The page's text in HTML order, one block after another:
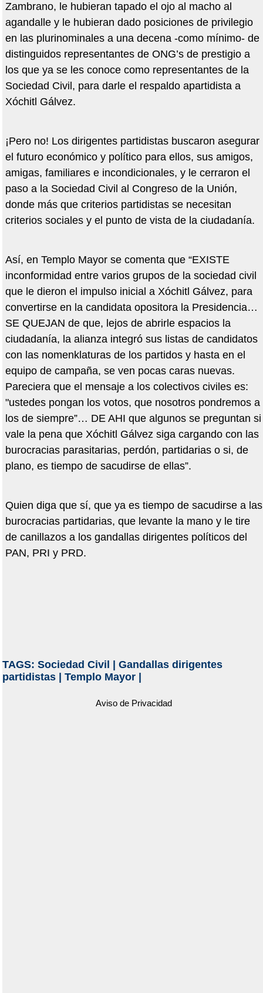
Zambrano, le hubieran tapado el ojo al macho al
agandalle y le hubieran dado posiciones de privilegio
en las plurinominales a una decena -como mínimo- de
distinguidos representantes de ONG’s de prestigio a
los que ya se les conoce como representantes de la
Sociedad Civil, para darle el respaldo apartidista a
Xóchitl Gálvez.
¡Pero no! Los dirigentes partidistas buscaron asegurar
el futuro económico y político para ellos, sus amigos,
amigas, familiares e incondicionales, y le cerraron el
paso a la Sociedad Civil al Congreso de la Unión,
donde más que criterios partidistas se necesitan
criterios sociales y el punto de vista de la ciudadanía.
Así, en Templo Mayor se comenta que “EXISTE
inconformidad entre varios grupos de la sociedad civil
que le dieron el impulso inicial a Xóchitl Gálvez, para
convertirse en la candidata opositora la Presidencia…
SE QUEJAN de que, lejos de abrirle espacios la
ciudadanía, la alianza integró sus listas de candidatos
con las nomenklaturas de los partidos y hasta en el
equipo de campaña, se ven pocas caras nuevas.
Pareciera que el mensaje a los colectivos civiles es:
"ustedes pongan los votos, que nosotros pondremos a
los de siempre”… DE AHI que algunos se preguntan si
vale la pena que Xóchitl Gálvez siga cargando con las
burocracias parasitarias, perdón, partidarias o si, de
plano, es tiempo de sacudirse de ellas”.
Quien diga que sí, que ya es tiempo de sacudirse a las
burocracias partidarias, que levante la mano y le tire
de canillazos a los gandallas dirigentes políticos del
PAN, PRI y PRD.
TAGS: Sociedad Civil
Gandallas dirigentes
partidistas| Templo Mayor|
Aviso de Privacidad